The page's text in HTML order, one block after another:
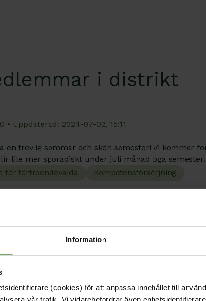
Information
(cookies) för att anpassa innehållet till
vår trafik. Vi vidarebefordrar även
i distrikt
• Uppdaterad: 2024-07-02, 15:11
en trevlig sommar och skön semester! Vi kommer
lite mer sporadiskt under juli månad pga semester.
för förtroendevalda Kompetensförsörjning
ett